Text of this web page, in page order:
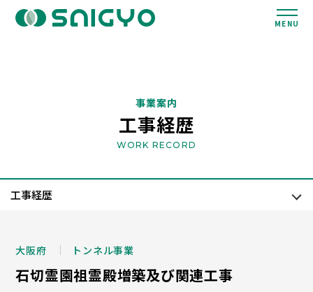
MENU
事業案内
工事経歴
WORK RECORD
大阪府 トンネル事業
石切霊園祖霊殿増築及び関連工事